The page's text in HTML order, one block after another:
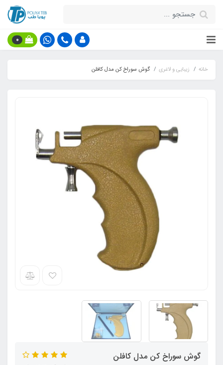
0
خانه زیبایی و لاغری گوش سوراخ کن مدل کافلن
گوش سوراخ کن مدل کافلن